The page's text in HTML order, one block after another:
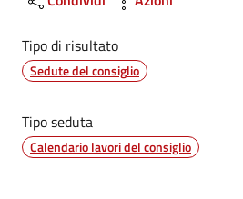
Tipo di risultato
Sedute del consiglio
Tipo seduta
Calendario lavori del consiglio